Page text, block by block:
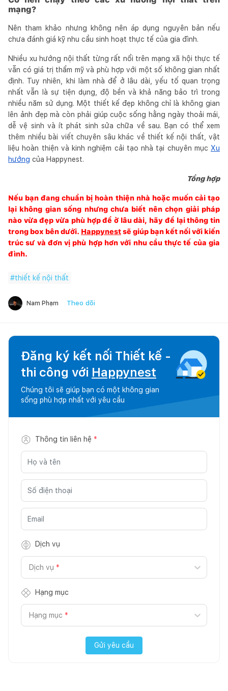
mạng?
Nên tham khảo nhưng không nên áp dụng nguyên bản nếu
chưa đánh giá kỹ nhu cầu sinh hoạt thực tế của gia đình.
Nhiều xu hướng nội thất từng rất nổi trên mạng xã hội thực tế
vẫn có giá trị thẩm mỹ và phù hợp với một số không gian nhất
định. Tuy nhiên, khi làm nhà để ở lâu dài, yếu tố quan trọng
nhất vẫn là sự tiện dụng, độ bền và khả năng bảo trì trong
nhiều năm sử dụng. Một thiết kế đẹp không chỉ là không gian
lên ảnh đẹp mà còn phải giúp cuộc sống hằng ngày thoải mái,
dễ vệ sinh và ít phát sinh sửa chữa về sau. Bạn có thể xem
thêm nhiều bài viết chuyên sâu khác về thiết kế nội thất, vật
liệu hoàn thiện và kinh nghiệm cải tạo nhà tại chuyên mục Xu
hướng của Happynest.
Tổng hợp
Nếu bạn đang chuẩn bị hoàn thiện nhà hoặc muốn cải tạo
lại không gian sống nhưng chưa biết nên chọn giải pháp
nào vừa đẹp vừa phù hợp để ở lâu dài, hãy để lại thông tin
trong box bên dưới. Happynestsẽ giúp bạn kết nối với kiến
trúc sư và đơn vị phù hợp hơn với nhu cầu thực tế của gia
đình.
#thiết kế nội thất
Nam Phạm Theo dõi
Đăng ký kết nối Thiết kế -
thi công với Happynest
Chúng tôi sẽ giúp bạn có một không gian
sống phù hợp nhất với yêu cầu
Thông tin liên hệ *
Dịch vụ
Dịch vụ *
Hạng mục
Hạng mục *
Gửi yêu cầu